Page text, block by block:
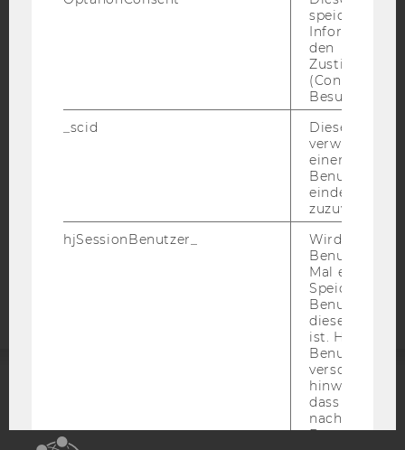
BARRIEREFREIHEITSERKLÄRUNG WEBSEITE
DATENSCHUTZERKLÄRUNG
DATENSCHUTZERKLÄRUNG SOCIAL MEDIA
STUDIENBEWERBER*INNEN UND STUDIERENDE
Barrierefreiheitserklärung
EQUIS
speichert
den
(Consent)
Besuchers.
_scid
Dieses
verwendet,
einem/einer
Benutzer*in
eindeutige ID
zuzuweisen
hjSessionBenutzer_
Wird gesetzt,
Benutzer
Mal eine
Speichert die
Benutzer-ID,
diese Seite
ist. Hotjar
Benutzer
verschiedene
hinweg.Stellt
dass Daten
Besuchen auf